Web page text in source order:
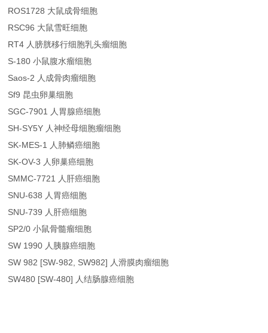
ROS1728 大鼠成骨细胞
RSC96 大鼠雪旺细胞
RT4 人膀胱移行细胞乳头瘤细胞
S-180 小鼠腹水瘤细胞
Saos-2 人成骨肉瘤细胞
Sf9 昆虫卵巢细胞
SGC-7901 人胃腺癌细胞
SH-SY5Y 人神经母细胞瘤细胞
SK-MES-1 人肺鳞癌细胞
SK-OV-3 人卵巢癌细胞
SMMC-7721 人肝癌细胞
SNU-638 人胃癌细胞
SNU-739 人肝癌细胞
SP2/0 小鼠骨髓瘤细胞
SW 1990 人胰腺癌细胞
SW 982 [SW-982, SW982] 人滑膜肉瘤细胞
SW480 [SW-480] 人结肠腺癌细胞